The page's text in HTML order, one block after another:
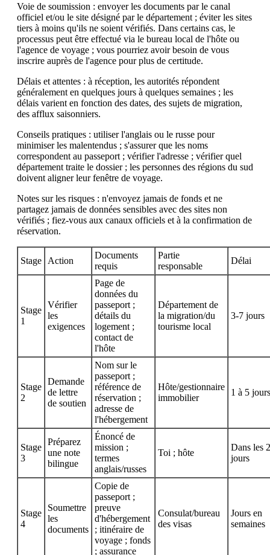
Voie de soumission : envoyer les documents par le canal
officiel et/ou le site désigné par le département ; éviter les sites
tiers à moins qu'ils ne soient vérifiés. Dans certains cas, le
processus peut être effectué via le bureau local de l'hôte ou
l'agence de voyage ; vous pourriez avoir besoin de vous
inscrire auprès de l'agence pour plus de certitude.
Délais et attentes : à réception, les autorités répondent
généralement en quelques jours à quelques semaines ; les
délais varient en fonction des dates, des sujets de migration,
des afflux saisonniers.
Conseils pratiques : utiliser l'anglais ou le russe pour
minimiser les malentendus ; s'assurer que les noms
correspondent au passeport ; vérifier l'adresse ; vérifier quel
département traite le dossier ; les personnes des régions du sud
doivent aligner leur fenêtre de voyage.
Notes sur les risques : n'envoyez jamais de fonds et ne
partagez jamais de données sensibles avec des sites non
vérifiés ; fiez-vous aux canaux officiels et à la confirmation de
réservation.
Stage Action
Documents
requis
Partie
responsable
Délai
Stage
1
Vérifier
les
exigences
Page de
données du
passeport ;
détails du
logement ;
contact de
l'hôte
Département de
la migration/du
tourisme local
3-7 jours
Stage
2
Demande
de lettre
de soutien
Nom sur le
passeport ;
référence de
réservation ;
adresse de
l'hébergement
Hôte/gestionnaire
immobilier
1 à 5 jours
Stage
3
Préparez
une note
bilingue
Énoncé de
mission ;
termes
anglais/russes
Toi ; hôte
Dans les 2
jours
Stage
4
Soumettre
les
documents
Copie de
passeport ;
preuve
d'hébergement
; itinéraire de
voyage ; fonds
; assurance
Consulat/bureau
des visas
Jours en
semaines